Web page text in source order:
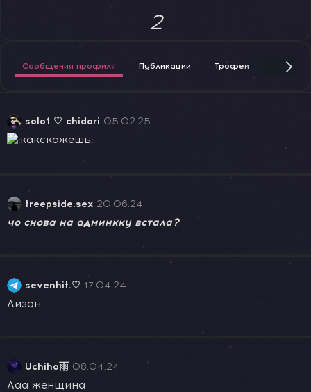
2
Сообщения профиля Публикации Трофеи Награды
solo1 ♡ chidori 05.02.25
treepside.sex 20.06.24
чо снова на админкку встала?
sevenhit.♡ 17.04.24
Лизон
Uchiha雨 08.04.24
Ааа женщина